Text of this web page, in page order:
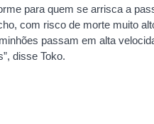
para quem se arrisca a
com risco de morte muito
passam em alta
disse Toko.